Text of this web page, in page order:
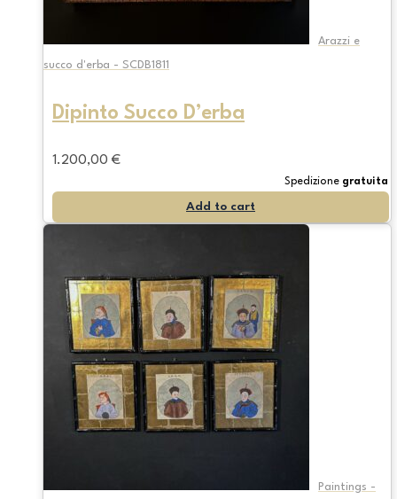
Arazzi e
succo d'erba - SCDB1811
Dipinto Succo D’erba
1.200,00 €
Spedizione gratuita
Add to cart
Paintings -